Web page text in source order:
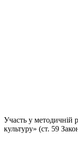
Участь у методичній
культуру» (ст. 59